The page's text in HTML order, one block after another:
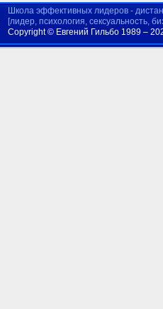
Школа эффективных лидеров -
[лидер, психология, сексуальность,
Copyright © Евгений Гильбо 1989 –